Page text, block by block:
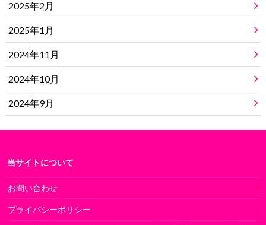
2025年2月
2025年1月
2024年11月
2024年10月
2024年9月
当サイトについて
お問い合わせ
プライバシーポリシー